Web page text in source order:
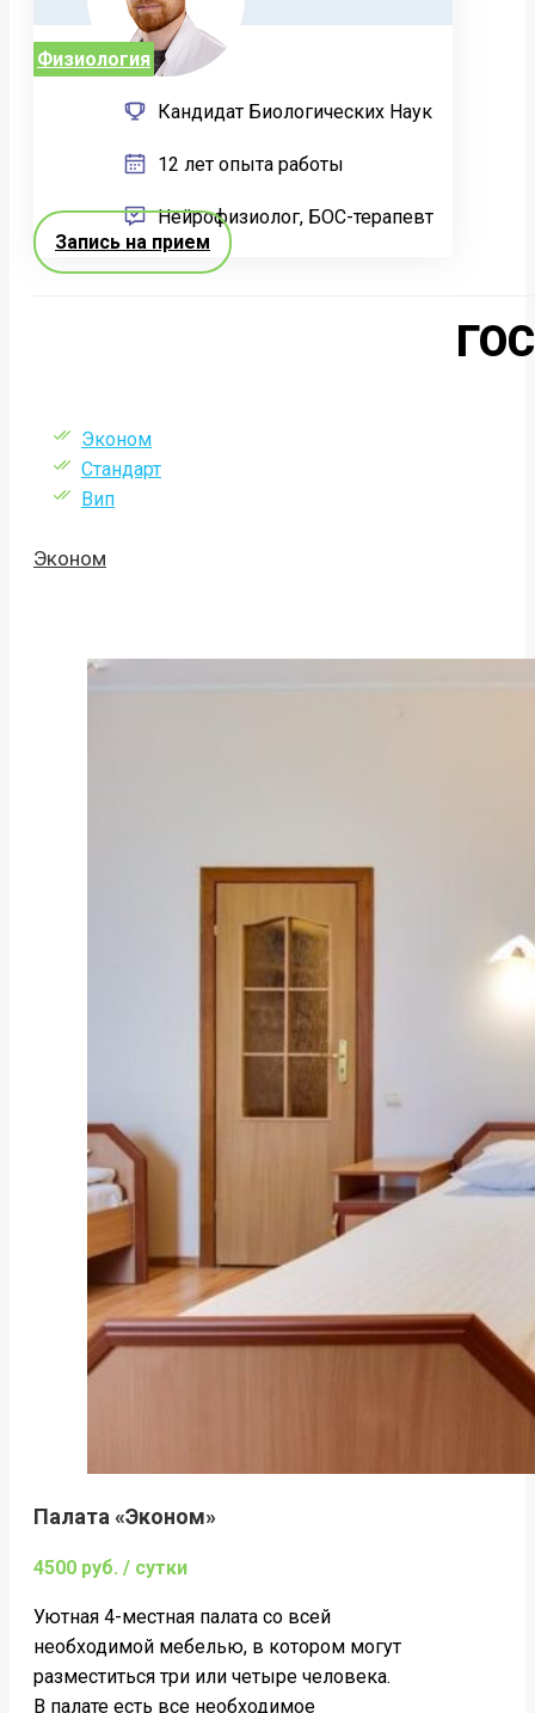
Физиология
Кандидат Биологических Наук
12 лет опыта работы
Нейрофизиолог, БОС-терапевт
Запись на прием
Эконом
Стандарт
Вип
Эконом
Палата «Эконом»
4500 руб. / сутки
Уютная 4-местная палата со всей
необходимой мебелью, в котором могут
разместиться три или четыре человека.
В палате есть все необходимое